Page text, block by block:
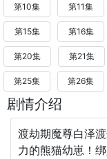
第10集 第11集
第15集 第16集
第20集 第21集
第25集 第26集
剧情介绍
渡劫期魔尊白泽
力的熊猫幼崽！